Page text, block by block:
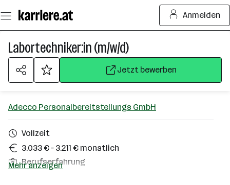
Seiteninhalt
springen
Anmelden
Labortechniker:in (m/w/d)
Jetzt bewerben
Adecco Personalbereitstellungs GmbH
Vollzeit
3.033 € – 3.211 € monatlich
Berufserfahrung
Mehr anzeigen